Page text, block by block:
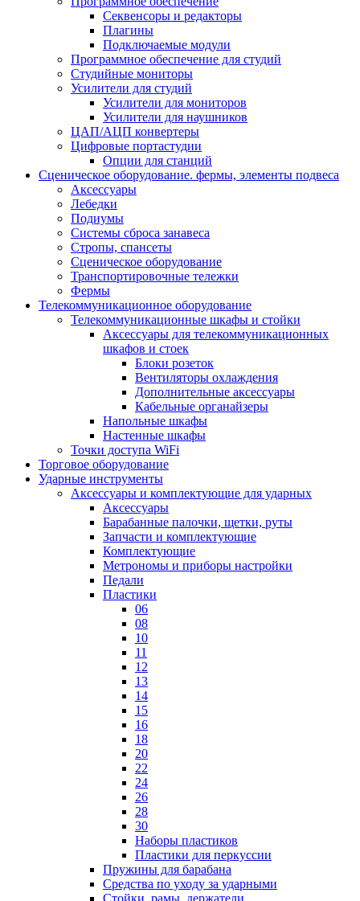
Cеквенсоры и редакторы
Плагины
Подключаемые модули
Программное обеспечение для студий
Студийные мониторы
Усилители для студий
Усилители для мониторов
Усилители для наушников
ЦАП/АЦП конвертеры
Цифровые портастудии
Опции для станций
Сценическое оборудование. фермы, элементы подвеса
Аксессуары
Лебедки
Подиумы
Системы сброса занавеса
Стропы, спансеты
Сценическое оборудование
Транспортировочные тележки
Фермы
Телекоммуникационное оборудование
Телекоммуникационные шкафы и стойки
Аксессуары для телекоммуникационных
шкафов и стоек
Блоки розеток
Вентиляторы охлаждения
Дополнительные аксессуары
Кабельные органайзеры
Напольные шкафы
Настенные шкафы
Точки доступа WiFi
Торговое оборудование
Ударные инструменты
Аксессуары и комплектующие для ударных
Аксессуары
Барабанные палочки, щетки, руты
Запчасти и комплектующие
Комплектующие
Метрономы и приборы настройки
Педали
Пластики
06
08
10
11
12
13
14
15
16
18
20
22
24
26
28
30
Наборы пластиков
Пластики для перкуссии
Пружины для барабана
Средства по уходу за ударными
Стойки, рамы, держатели